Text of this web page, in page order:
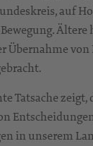
auf
Übernahme
Tatsache zeigt,
in unserem